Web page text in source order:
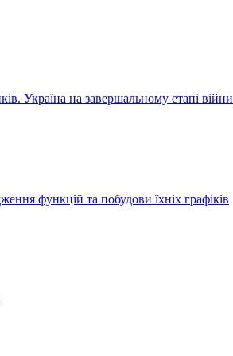
Україна на завершальному етапі війни
функцій та побудови їхніх графіків